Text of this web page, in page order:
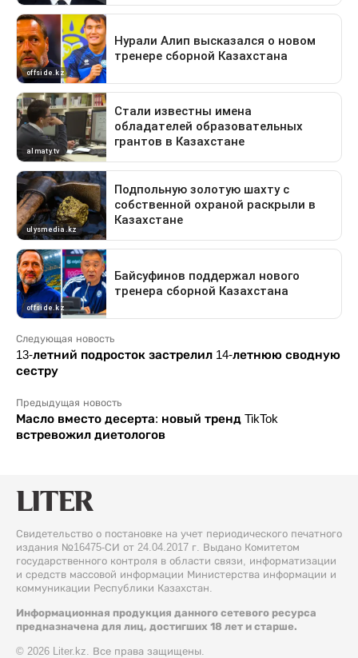
Следующая новость
13-летний подросток застрелил 14-летнюю сводную
сестру
Предыдущая новость
Масло вместо десерта: новый тренд TikTok
встревожил диетологов
Свидетельство о постановке на учет периодического печатного
издания №16475-СИ от 24.04.2017 г. Выдано Комитетом
государственного контроля в области связи, информатизации
и средств массовой информации Министерства информации и
коммуникации Республики Казахстан.
Информационная продукция данного сетевого ресурса
предназначена для лиц, достигших 18 лет и старше.
© 2026 Liter.kz. Все права защищены.